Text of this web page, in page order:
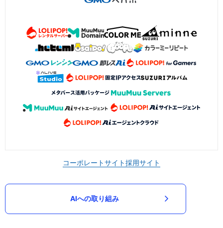
コーポレートサイト採用サイト
AIへの取り組み